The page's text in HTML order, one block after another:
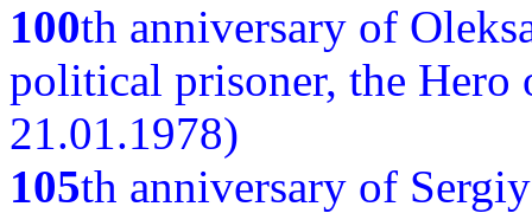
100th anniversary of
political prisoner, the
21.01.1978)
105th anniversary of